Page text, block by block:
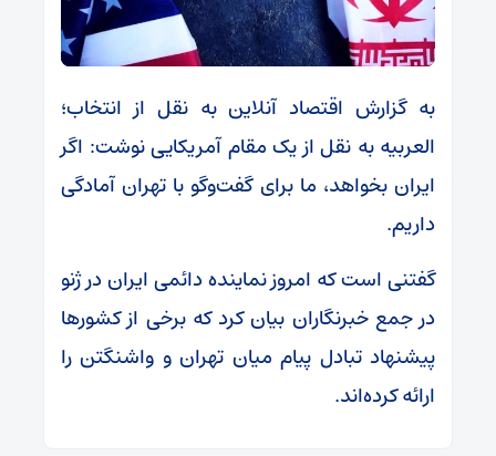
به گزارش اقتصاد آنلاین به نقل از انتخاب؛
العربیه به نقل از یک مقام آمریکایی نوشت: اگر
ایران بخواهد، ما برای گفت‌و‌گو با تهران آمادگی
داریم.
گفتنی است که امروز نماینده دائمی ایران در ژنو
در جمع خبرنگاران بیان کرد که برخی از کشور‌ها
پیشنهاد تبادل پیام میان تهران و واشنگتن را
ارائه کرده‌اند.